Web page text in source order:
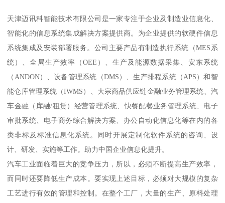
天津迈讯科智能技术有限公司是一家专注于企业及制造业信息化、
智能化的信息系统集成解决方案提供商。为企业提供的软硬件信息
系统集成及安装部署服务。公司主要产品有制造执行系统（MES系
统）、全局生产效率（OEE）、生产及能源数据采集、安东系统
（ANDON）、设备管理系统（DMS）、生产排程系统（APS）和智
能仓库管理系统（IWMS）、大宗商品供应链金融业务管理系统、汽
车金融（库融/租赁）经营管理系统、快餐配餐业务管理系统、电子
审批系统、电子商务综合解决方案、办公自动化信息化等在内的各
类非标及标准信息化系统。同时开展定制化软件系统的咨询、设
计、研发、实施等工作。助力中国企业信息化提升。
汽车工业面临着巨大的竞争压力，所以，必须不断提高生产效率，
而同时还要降低生产成本。要实现上述目标，必须对大规模的复杂
工艺进行有效的管理和控制。在整个工厂，大量的生产、原料处理